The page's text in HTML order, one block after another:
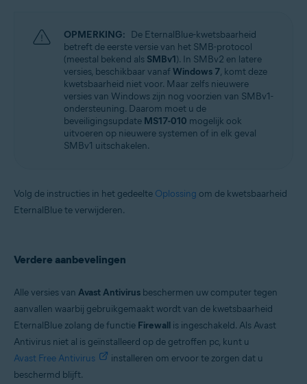
OPMERKING: De EternalBlue-kwetsbaarheid
betreft de eerste versie van het SMB-protocol
(meestal bekend als SMBv1). In SMBv2 en latere
versies, beschikbaar vanafWindows 7, komt deze
kwetsbaarheid niet voor. Maar zelfs nieuwere
versies van Windows zijn nog voorzien van SMBv1-
ondersteuning. Daarom moet u de
beveiligingsupdate MS17-010 mogelijk ook
uitvoeren op nieuwere systemen of in elk geval
SMBv1 uitschakelen.
Volg de instructies in het gedeelte Oplossing om de kwetsbaarheid
EternalBlue te verwijderen.
Verdere aanbevelingen
Alle versies van Avast Antivirus beschermen uw computer tegen
aanvallen waarbij gebruikgemaakt wordt van de kwetsbaarheid
EternalBlue zolang de functie Firewall is ingeschakeld. Als Avast
Antivirus niet al is geïnstalleerd op de getroffen pc, kunt u
Avast Free Antivirus
installeren om ervoor te zorgen dat u
beschermd blijft.